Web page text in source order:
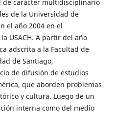
de carácter multidisciplinario
de la Universidad de
el año 2004 en el
USACH. A partir del año
adscrita a la Facultad de
de Santiago,
de difusión de estudios
que aborden problemas
y cultura. Luego de un
interna como del medio